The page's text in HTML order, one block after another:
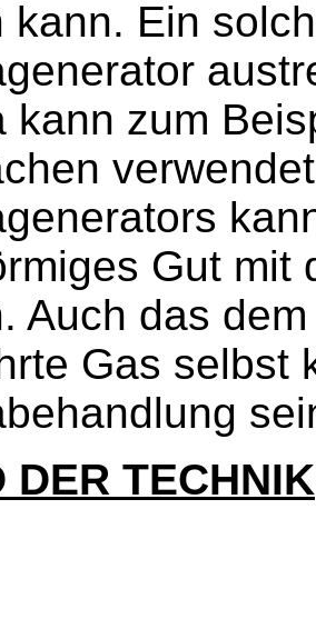
kann. Ein
kann zum
Gut mit
Auch das
Gas selbst
DER TECHNIK